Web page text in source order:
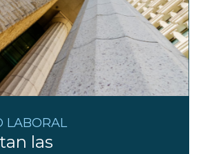
LABORAL
las